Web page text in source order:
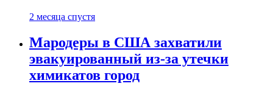
2 месяца спустя
Мародеры в США захватили
эвакуированный из-за утечки
химикатов город